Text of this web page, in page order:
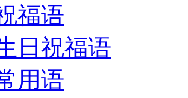
福语
日祝福语
用语